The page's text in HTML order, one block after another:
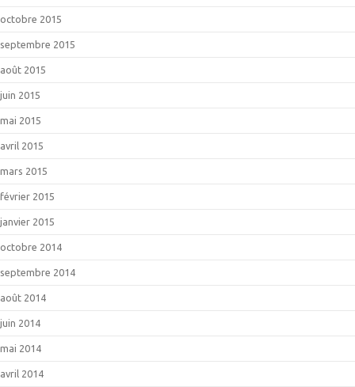
octobre 2015
septembre 2015
août 2015
juin 2015
mai 2015
avril 2015
mars 2015
février 2015
janvier 2015
octobre 2014
septembre 2014
août 2014
juin 2014
mai 2014
avril 2014